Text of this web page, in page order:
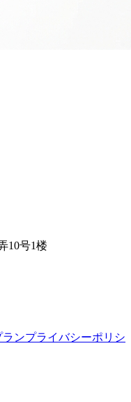
10号1楼
ランプライバシーポリシ